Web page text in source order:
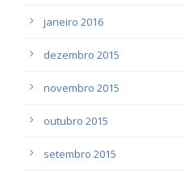
janeiro 2016
dezembro 2015
novembro 2015
outubro 2015
setembro 2015